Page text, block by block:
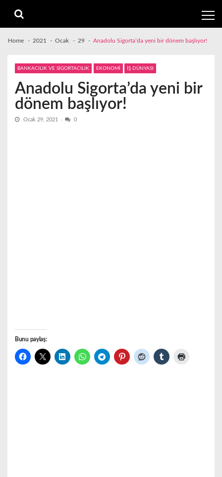
navigation
content
Home 2021 Ocak 29 Anadolu Sigorta’da yeni bir dönem başlıyor!
BANKACILIK VE SİGORTACILIK EKONOMİ İŞ DÜNYASI
Anadolu Sigorta’da yeni bir
dönem başlıyor!
Ocak 29, 2021 0
Bunu paylaş: